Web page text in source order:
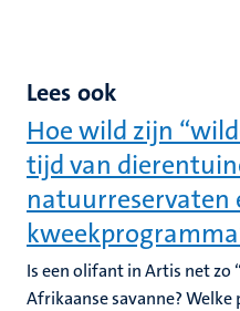
Lees ook
Hoe wild zijn
tijd van
natuurreservaten
Is een olifant in Artis net zo
Afrikaanse savanne?